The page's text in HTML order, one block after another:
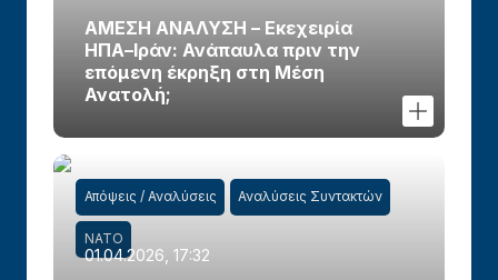
ΑΜΕΣΗ ΑΝΑΛΥΣΗ – Εκεχειρία
ΗΠΑ–Ιράν: Ανάπαυλα πριν την
επόμενη έκρηξη στη Μέση
Ανατολή;
Απόψεις / Αναλύσεις Αναλύσεις Συντακτών
ΝΑΤΟ
01.04.2026, 17:32